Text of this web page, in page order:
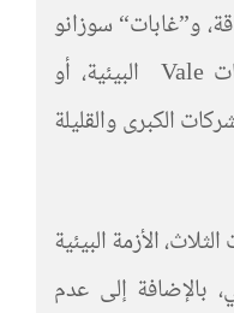
و”غابات“ سوزانو
Suzano الخضراء، ومقترحات Vale البيئية، أو
الكبرى والقليلة
الأزمة البيئية
بالإضافة إلى عدم